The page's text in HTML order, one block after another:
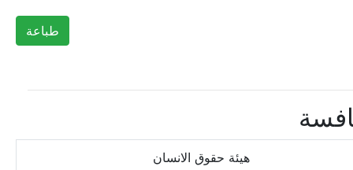
طباعة
هيئة حقوق الانسان